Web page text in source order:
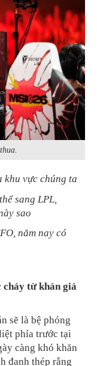
khu vực chúng ta
sang LPL,
sao
năm nay có
từ khán giả
sẽ là bệ phóng
phía trước tại
càng khó khăn
đanh thép rằng